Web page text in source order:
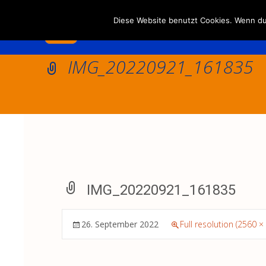
IMG_20220921_161835
IMG_20220921_161835
26. September 2022 Full resolution (2560 ×
Diese Website benutzt Cookies. Wenn